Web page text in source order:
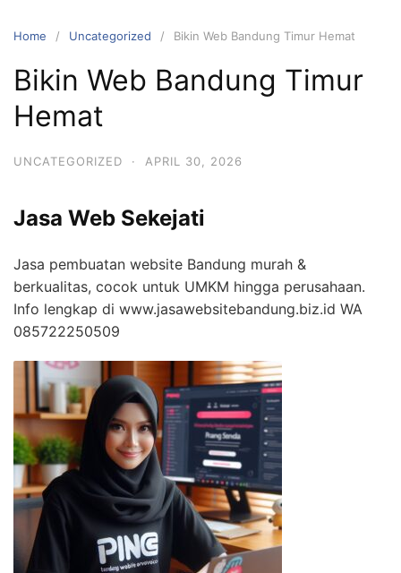
Home Uncategorized Bikin Web Bandung Timur Hemat
Bikin Web Bandung Timur
Hemat
UNCATEGORIZED · APRIL 30, 2026
Jasa Web Sekejati
Jasa pembuatan website Bandung murah &
berkualitas, cocok untuk UMKM hingga perusahaan.
Info lengkap di www.jasawebsitebandung.biz.id WA
085722250509